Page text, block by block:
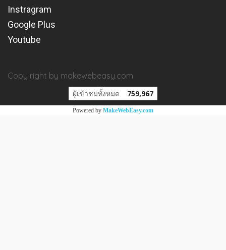
Instragram
Google Plus
Youtube
Copy right by makewebeasy.com
ผู้เข้าชมวันนี้ 1
Powered by MakeWebEasy.com